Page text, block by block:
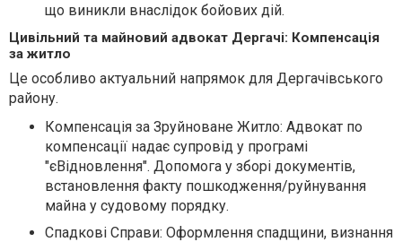
що виникли внаслідок бойових дій.
Цивільний та майновий адвокат Дергачі: Компенсація
за житло
Це особливо актуальний напрямок для Дергачівського
району.
Компенсація за Зруйноване Житло: Адвокат по
компенсації надає супровід у програмі
"єВідновлення". Допомога у зборі документів,
встановлення факту пошкодження/руйнування
майна у судовому порядку.
Спадкові Справи: Оформлення спадщини, визнання